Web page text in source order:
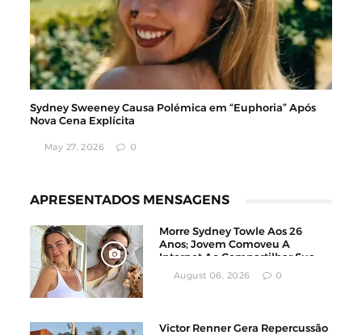
Sydney Sweeney Causa Polémica em “Euphoria” Após
Nova Cena Explícita
May 27, 2026 0
APRESENTADOS MENSAGENS
Morre Sydney Towle Aos 26
Anos; Jovem Comoveu A
Internet Ao Compartilhar Sua
Luta Contra O Câncer
August 06, 2026 0
Victor Renner Gera Repercussão